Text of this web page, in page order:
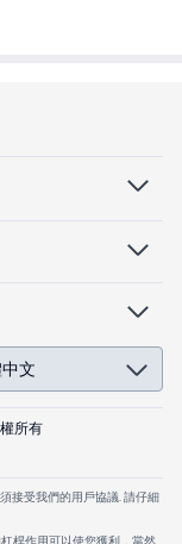
文
所有
接受我們的用戶協議. 請仔細
桿作用可以使您獲利，當然